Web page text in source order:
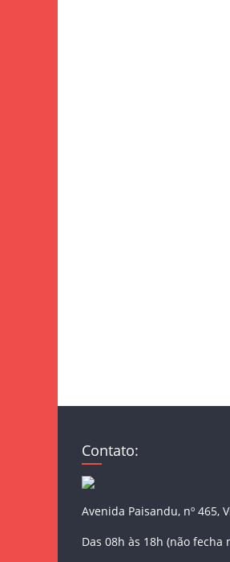
Contato:
Avenida Paisandu, nº 465,
Das 08h às 18h (não fecha